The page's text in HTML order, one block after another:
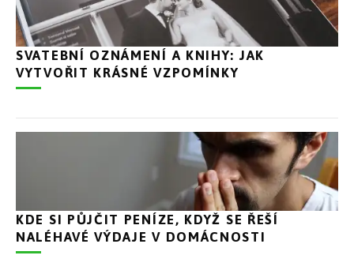
SVATEBNÍ OZNÁMENÍ A KNIHY: JAK
VYTVOŘIT KRÁSNÉ VZPOMÍNKY
KDE SI PŮJČIT PENÍZE, KDYŽ SE ŘEŠÍ
NALÉHAVÉ VÝDAJE V DOMÁCNOSTI